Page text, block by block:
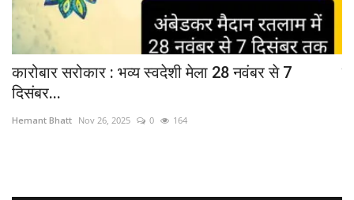
कारोबार सरोकार : भव्य स्वदेशी मेला 28 नवंबर से 7
दिसंबर...
Hemant Bhatt Nov 26, 2025 0 164